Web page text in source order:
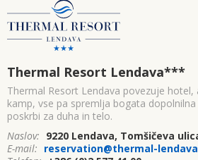
Thermal Resort Lendava***
Thermal Resort Lendava povezuje
kamp, vse pa spremlja bogata
poskrbi za duha in telo.
Naslov: 9220 Lendava, Tomšičeva
E-mail: reservation@thermal-